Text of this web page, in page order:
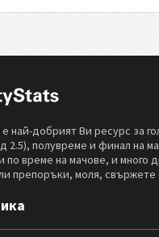
най-добрият Ви ресурс за
2.5), полувреме и финал на
по време на мачове, и много
препоръки, моля, свържете